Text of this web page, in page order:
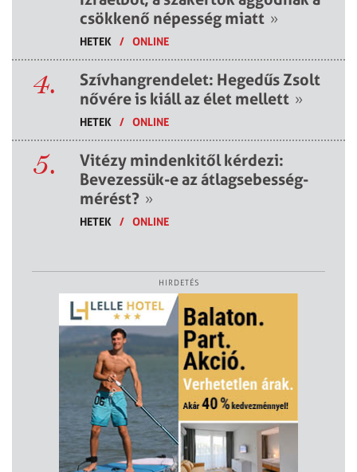
csökkenő népesség miatt »
HETEK / ONLINE
4.
Szívhangrendelet: Hegedűs Zsolt
nővére is kiáll az élet mellett »
HETEK / ONLINE
5.
Vitézy mindenkitől kérdezi:
Bevezessük-e az átlagsebesség-
mérést? »
HETEK / ONLINE
HIRDETÉS